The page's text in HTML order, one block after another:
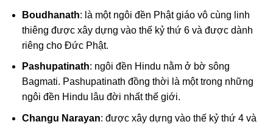
Boudhanath: là một ngôi đền Phật giáo vô cùng linh
thiêng được xây dựng vào thế kỷ thứ 6 và được dành
riêng cho Đức Phật.
Pashupatinath: ngôi đền Hindu nằm ở bờ sông
Bagmati. Pashupatinath đồng thời là một trong những
ngôi đền Hindu lâu đời nhất thế giới.
Changu Narayan: được xây dựng vào thế kỷ thứ 4 và